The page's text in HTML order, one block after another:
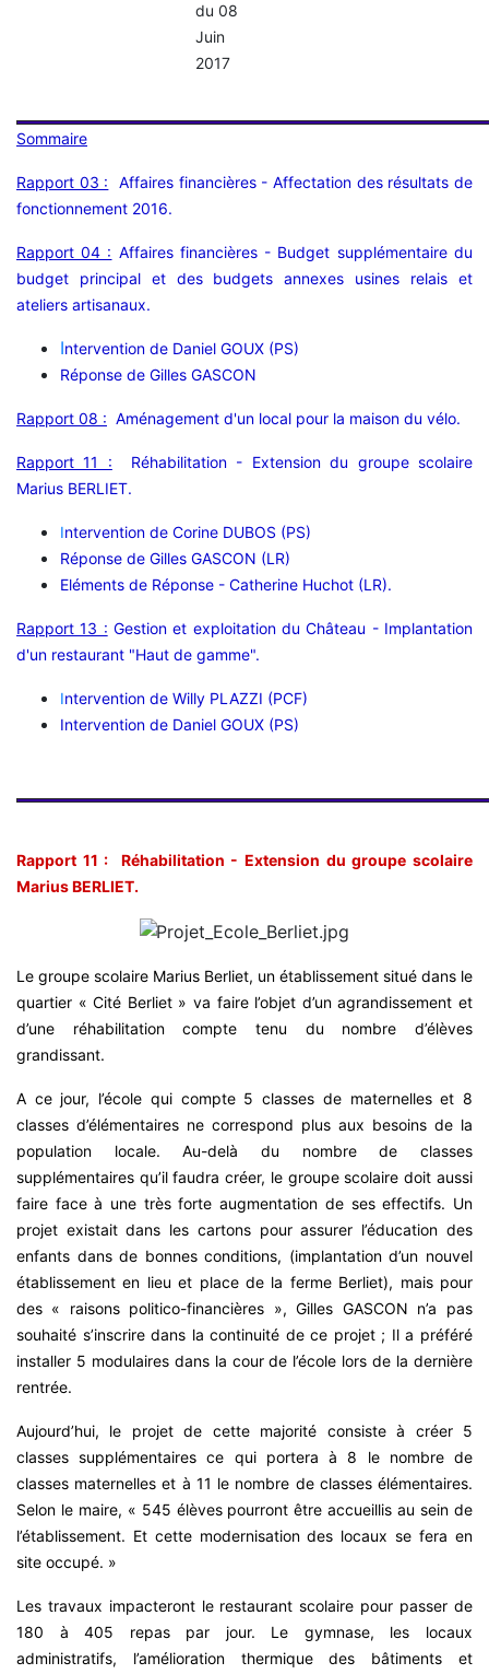
du 08
Juin
2017
Sommaire
Rapport 03 : Affaires financières - Affectation des résultats de
fonctionnement 2016.
Rapport 04 : Affaires financières - Budget supplémentaire du
budget principal et des budgets annexes usines relais et
ateliers artisanaux.
Intervention de Daniel GOUX (PS)
Réponse de Gilles GASCON
Rapport 08 : Aménagement d'un local pour la maison du vélo.
Rapport 11 : Réhabilitation - Extension du groupe scolaire
Marius BERLIET.
Intervention de Corine DUBOS (PS)
Réponse de Gilles GASCON (LR)
Eléments de Réponse - Catherine Huchot (LR).
Rapport 13 : Gestion et exploitation du Château - Implantation
d'un restaurant "Haut de gamme".
Intervention de Willy PLAZZI (PCF)
Intervention de Daniel GOUX (PS)
Rapport 11 : Réhabilitation - Extension du groupe scolaire
Marius BERLIET.
Le groupe scolaire Marius Berliet, un établissement situé dans le
quartier « Cité Berliet » va faire l’objet d’un agrandissement et
d’une réhabilitation compte tenu du nombre d’élèves
grandissant.
A ce jour, l’école qui compte 5 classes de maternelles et 8
classes d’élémentaires ne correspond plus aux besoins de la
population locale. Au-delà du nombre de classes
supplémentaires qu’il faudra créer, le groupe scolaire doit aussi
faire face à une très forte augmentation de ses effectifs. Un
projet existait dans les cartons pour assurer l’éducation des
enfants dans de bonnes conditions, (implantation d’un nouvel
établissement en lieu et place de la ferme Berliet), mais pour
des « raisons politico-financières », Gilles GASCON n’a pas
souhaité s’inscrire dans la continuité de ce projet ; Il a préféré
installer 5 modulaires dans la cour de l’école lors de la dernière
rentrée.
Aujourd’hui, le projet de cette majorité consiste à créer 5
classes supplémentaires ce qui portera à 8 le nombre de
classes maternelles et à 11 le nombre de classes élémentaires.
Selon le maire, « 545 élèves pourront être accueillis au sein de
l’établissement. Et cette modernisation des locaux se fera en
site occupé. »
Les travaux impacteront le restaurant scolaire pour passer de
180 à 405 repas par jour. Le gymnase, les locaux
administratifs, l’amélioration thermique des bâtiments et